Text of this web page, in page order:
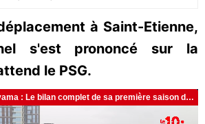
à Saint-Etienne,
s'est prononcé sur la
le PSG.